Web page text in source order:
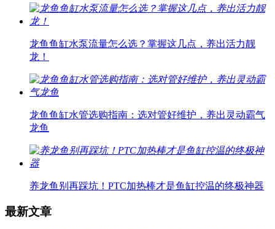
龙鱼鱼缸水泵流量怎么选？掌握这几点，养出活力靓
龙！
龙鱼鱼缸水管选购指南：选对管好维护，养出灵动霸气
龙鱼
养龙鱼别再踩坑！PTC加热棒才是鱼缸控温的终极神器
最新文章